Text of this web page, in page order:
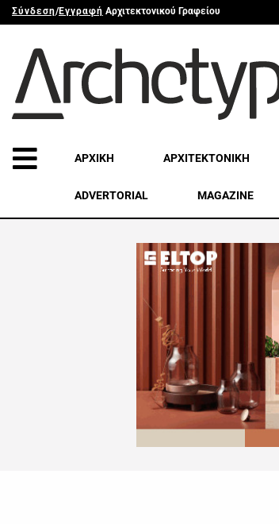
Σύνδεση/Εγγραφή Αρχιτεκτονικού Γραφείου
ΑΡΧΙΚΗ ΑΡΧΙΤΕΚΤΟΝΙΚΗ
ADVERTORIAL MAGAZINE